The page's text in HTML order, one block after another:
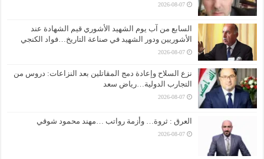
2026-08-07
السابع من آب يوم الشهيد الأشوري قيم الشهادة عند
الأشوريين ودور الشهيد في صناعة التاريخ…فواد الكنجي
2026-08-07
نزع السلاح وإعادة دمج المقاتلين بعد النزاعات: دروس من
التجارب الدولية…رياض سعد
2026-08-07
العرق : ثروة… وأزمة رواتب …مهند محمود شوقي
2026-08-07